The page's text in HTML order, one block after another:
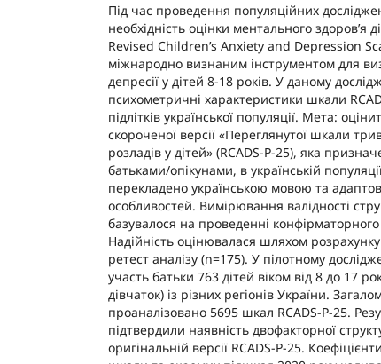
Під час проведення популяційних
необхідність оцінки ментального здоров’я
Revised Children’s Anxiety and Depression
міжнародно визнаним інструментом для
депресії у дітей 8-18 років. У даному
психометричні характеристики шкали
підлітків української популяції. Мета:
скороченої версії «Переглянутої шкали
розладів у дітей» (RCADS-P-25), яка
батьками/опікунами, в українській
перекладено українською мовою та
особливостей. Вимірювання валідності
базувалося на проведенні
Надійність оцінювалася шляхом
ретест аналізу (n=175). У пілотному
участь батьки 763 дітей віком від 8 до 17
дівчаток) із різних регіонів України.
проаналізовано 5695 шкал RCADS-P-25.
підтвердили наявність двофакторної
оригінальній версії RCADS-P-25.